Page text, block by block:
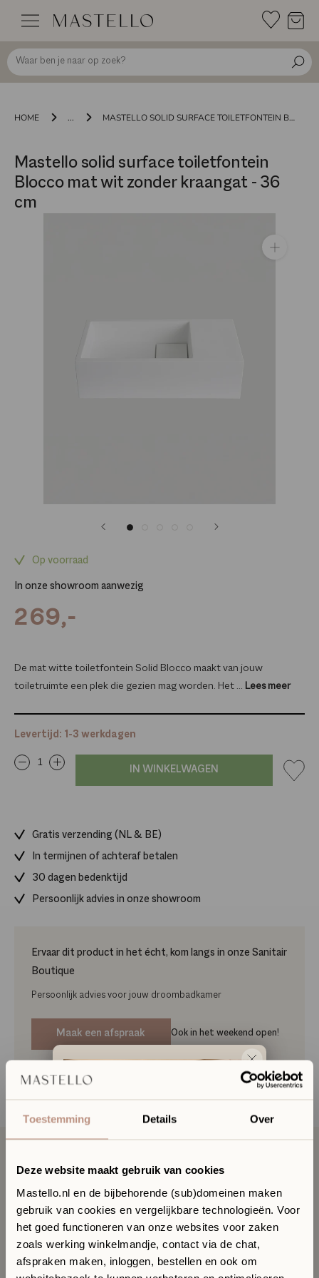
Toestemming Details Over
Deze website maakt gebruik van cookies
Mastello.nl en de bijbehorende (sub)domeinen maken
gebruik van cookies en vergelijkbare technologieën. Voor
het goed functioneren van onze websites voor zaken
zoals werking winkelmandje, contact via de chat,
afspraken maken, inloggen, bestellen en ook om
inhoud
HOME ... MASTELLO SOLID SURFACE TOILETFONTEIN BLOCCO MAT WIT ZONDER KRAANGAT - 36 CM
Op voorraad
In onze showroom aanwezig
Mastello solid surface toiletfontein
Blocco mat wit zonder kraangat - 36
cm
269,-
De mat witte toiletfontein Solid Blocco maakt van jouw
toiletruimte een plek die gezien mag worden. Het ... Lees meer
Levertijd: 1-3 werkdagen
IN WINKELWAGEN
Gratis verzending (NL & BE)
In termijnen of achteraf betalen
30 dagen bedenktijd
Persoonlijk advies in onze showroom
Ervaar dit product in het écht, kom langs in onze Sanitair
Boutique
Persoonlijk advies voor jouw droombadkamer
Maak een afspraak Ook in het weekend open!
Artikelnummer SB3618-MW
Omschrijving
Specificaties
Ervaar jouw toekomstige
badkamer in onze Sanitair
Boutique